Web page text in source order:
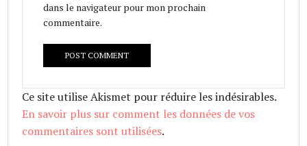
dans le navigateur pour mon prochain
commentaire.
Ce site utilise Akismet pour réduire les indésirables.
En savoir plus sur comment les données de vos
commentaires sont utilisées.